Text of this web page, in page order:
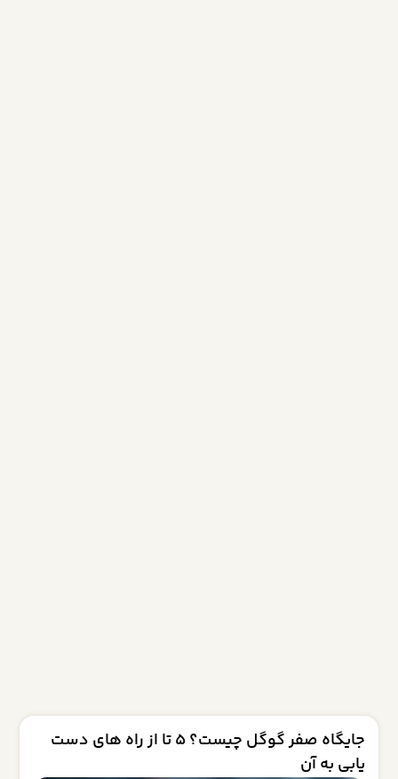
جایگاه صفر گوگل چیست؟ 5 تا از راه های دست
یابی به آن